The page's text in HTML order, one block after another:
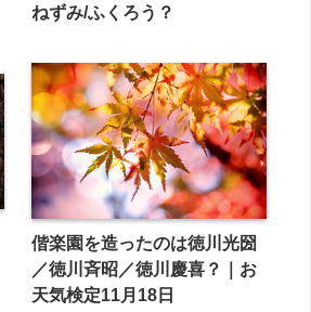
ねずみ/ふくろう？
偕楽園を造ったのは徳川光圀
／徳川斉昭／徳川慶喜？｜お
天気検定11月18日